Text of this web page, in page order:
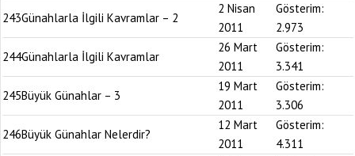
243Günahlarla İlgili Kavramlar – 2
2 Nisan
2011
Gösterim:
2.973
244Günahlarla İlgili Kavramlar
26 Mart
2011
Gösterim:
3.341
245Büyük Günahlar – 3
19 Mart
2011
Gösterim:
3.306
246Büyük Günahlar Nelerdir?
12 Mart
2011
Gösterim:
4.311